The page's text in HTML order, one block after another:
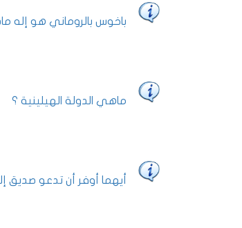
باخوس بالروماني هو إله
ماهي الدولة الهيلينية ؟
أيهما أوفر أن تدعو صديق